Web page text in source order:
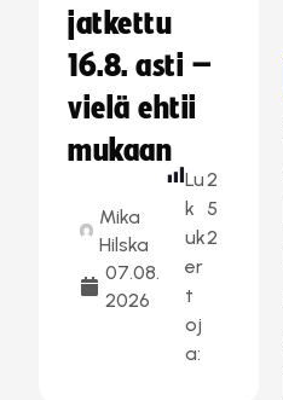
jatkettu
16.8. asti –
vielä ehtii
mukaan
Mika
Hilska
07.08.
2026
Lu
k
uk
er
t
oj
a:
2
5
2